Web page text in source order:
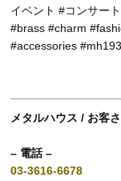
イベント #コンサー
#brass #charm
#accessories
メタルハウス / お客
– 電話 –
03-3616-6678